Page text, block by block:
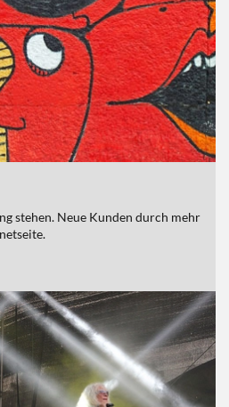
stehen. Neue Kunden durch mehr